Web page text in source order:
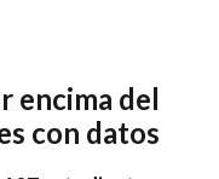
encima del
con datos